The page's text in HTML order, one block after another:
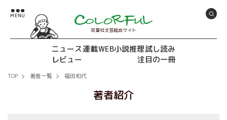
双葉社文芸総合サイト
ニュース連載WEB小説推理試し読み
レビュー
注目の一冊
TOP 著者一覧 福田和代
著者紹介